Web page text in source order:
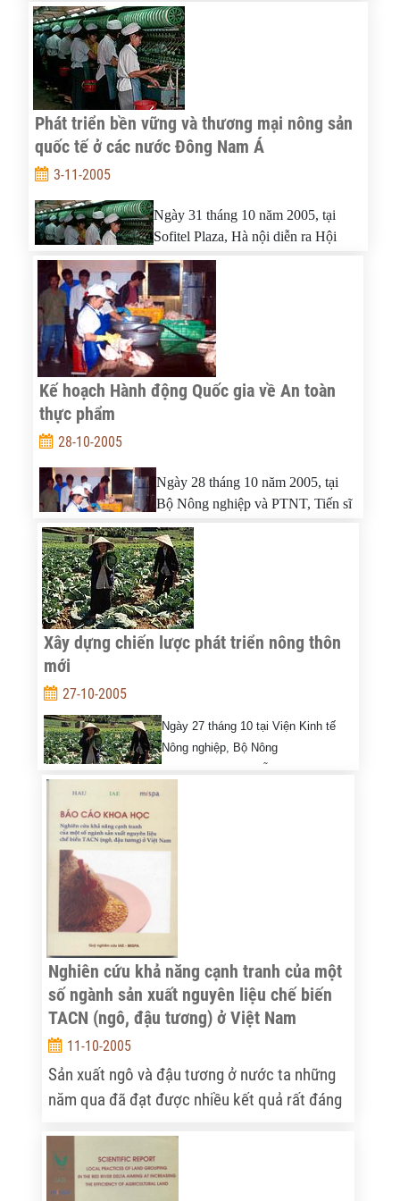
diễn ra cuộc hội thảo về kinh nghiệm
phát triển của Thuỵ Điển.
Phát triển bền vững và thương mại nông sản
quốc tế ở các nước Đông Nam Á
3-11-2005
Ngày 31 tháng 10 năm 2005, tại
Sofitel Plaza, Hà nội diễn ra Hội
nghị cấp cao lần thứ 36 của Uỷ ban
Chính sách Thương mại nông sản và
Lương thực Quốc tế (IPC) về “Phát triển bền vững và
thương mại nông sản quốc tế ở các nước Đông Nam Á”.
Kế hoạch Hành động Quốc gia về An toàn
thực phẩm
28-10-2005
Ngày 28 tháng 10 năm 2005, tại
Bộ Nông nghiệp và PTNT, Tiến sĩ
Bộ trưởng
đốc Ngân hàng Thế giới Klaus
Rohland đã chủ trì Hội nghị tư vấn cấp cao
Hành động Quốc gia về An toàn thực phẩm, thú y và
bảo vệ thực vật.
Xây dựng chiến lược phát triển nông thôn
mới
27-10-2005
Ngày 27 tháng 10 tại Viện Kinh tế
Nông nghiệp, Bộ Nông
triển nông nghiệp nông thôn 2005-1010
có đông đảo các đại diện các Vụ thuộc Bộ Nông nghiệp và
các Bộ ngành liên quan, các chuyên gia trong nước và các
tổ chức Quốc tế như WB, ADB, UNDP…
Nghiên cứu khả năng cạnh tranh của một
số ngành sản xuất nguyên liệu chế biến
TACN (ngô, đậu tương) ở Việt Nam
11-10-2005
Sản xuất ngô và đậu tương ở nước ta những
năm qua đã đạt được nhiều kết quả rất đáng
tăng nhanh, tỷ lệ diện tích sử dụng các giống
mới có năng suất cao và chất lượng tốt ngày